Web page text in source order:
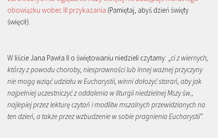
obowiązku wobec III przykazania (Pamiętaj, abyś dzień święty
święcił).
W liście Jana Pawła II o świętowaniu niedzieli czytamy: „ci z wiernych,
którzy z powodu choroby, niesprawności lub innej ważnej przyczyny
nie mogą wziąć udziału w Eucharystii, winni dołożyć starań, aby jak
najpełniej uczestniczyć z oddalenia w liturgii niedzielnej Mszy św.,
najlepiej przez lekturę czytań i modlitw mszalnych przewidzianych na
ten dzień, a także przez wzbudzenie w sobie pragnienia Eucharystii”.